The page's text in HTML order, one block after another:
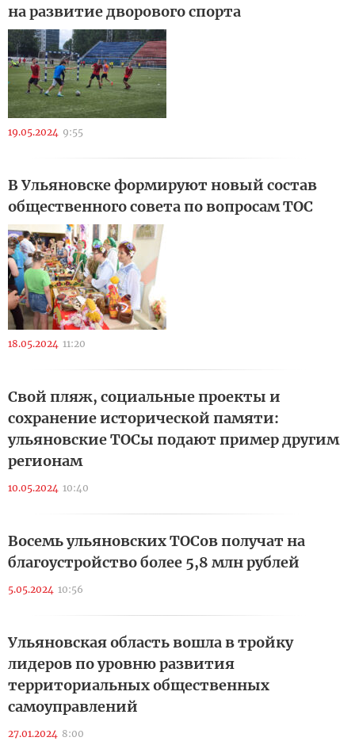
на развитие дворового спорта
19.05.2024 9:55
В Ульяновске формируют новый состав
общественного совета по вопросам ТОС
18.05.2024 11:20
Свой пляж, социальные проекты и
сохранение исторической памяти:
ульяновские ТОСы подают пример другим
регионам
10.05.2024 10:40
Восемь ульяновских ТОСов получат на
благоустройство более 5,8 млн рублей
5.05.2024 10:56
Ульяновская область вошла в тройку
лидеров по уровню развития
территориальных общественных
самоуправлений
27.01.2024 8:00